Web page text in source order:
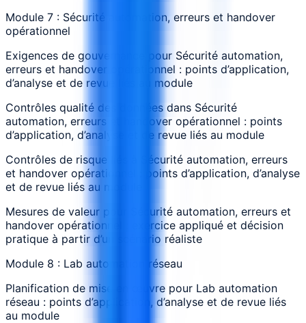
Module 7 : Sécurité automation, erreurs et handover
opérationnel
Exigences de gouvernance pour Sécurité automation,
erreurs et handover opérationnel : points d’application,
d’analyse et de revue liés au module
Contrôles qualité des données dans Sécurité
automation, erreurs et handover opérationnel : points
d’application, d’analyse et de revue liés au module
Contrôles de risque liés à Sécurité automation, erreurs
et handover opérationnel : points d’application, d’analyse
et de revue liés au module
Mesures de valeur pour Sécurité automation, erreurs et
handover opérationnel : exercice appliqué et décision
pratique à partir d’un scénario réaliste
Module 8 : Lab automation réseau
Planification de mise en œuvre pour Lab automation
réseau : points d’application, d’analyse et de revue liés
au module